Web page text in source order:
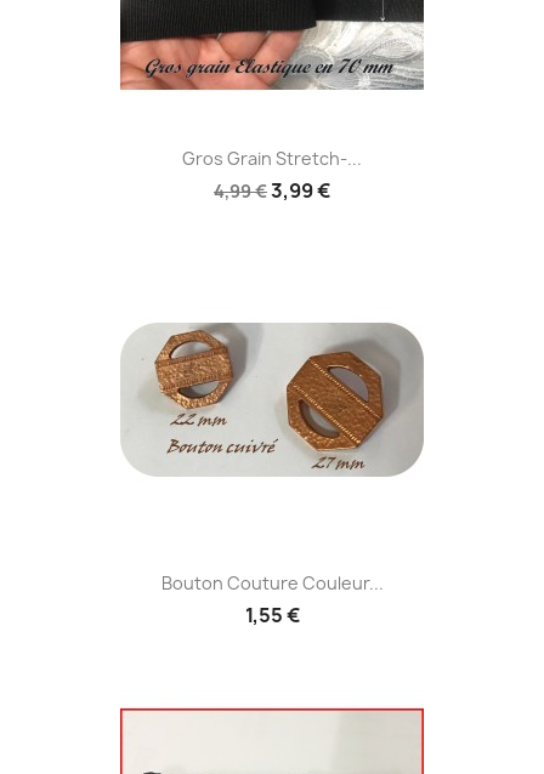
Gros Grain Stretch-...
4,99 €3,99 €
Bouton Couture Couleur...
1,55 €